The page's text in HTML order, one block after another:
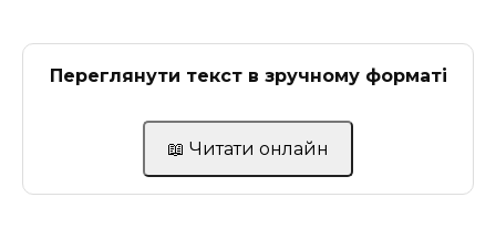
Переглянути текст в зручному форматі
📖 Читати онлайн